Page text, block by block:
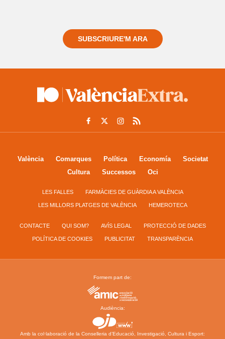
SUBSCRIURE'M ARA
València Comarques Política Economía
Societat
Cultura
Successos Oci
LES FALLES FARMÀCIES DE GUÀRDIA A VALÈNCIA
LES MILLORS PLATGES DE VALÈNCIA HEMEROTECA
CONTACTE QUI SOM? AVÍS LEGAL PROTECCIÓ DE DADES
POLÍTICA DE COOKIES PUBLICITAT TRANSPARÈNCIA
Formem part de:
Audiència:
Amb la col·laboració de la Conselleria d’Educació, Investigació, Cultura i Esport: